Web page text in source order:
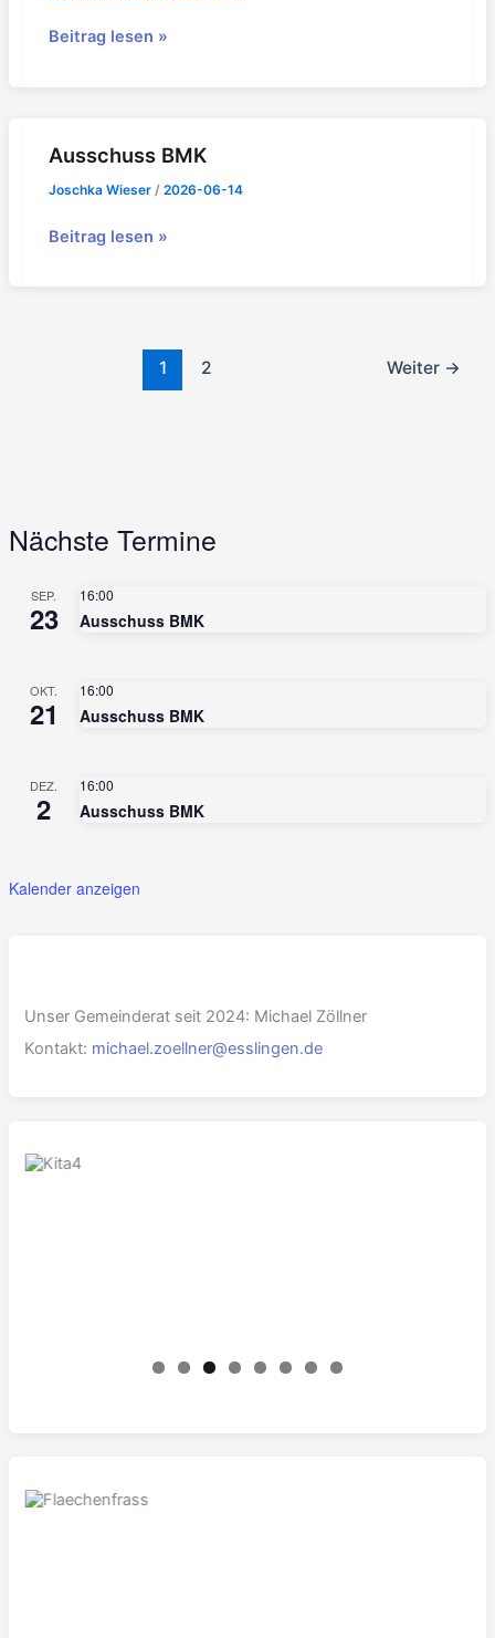
Ausschuss
Beitrag lesen »
Ausschuss BMK
Joschka Wieser /2026-06-14
Ausschuss
Beitrag lesen »
1 2 Weiter →
Nächste Termine
SEP.
23
16:00
Ausschuss BMK
OKT.
21
16:00
Ausschuss BMK
DEZ.
2
16:00
Ausschuss BMK
Kalender anzeigen
Unser Gemeinderat seit 2024: Michael Zöllner
Kontakt: michael.zoellner@esslingen.de